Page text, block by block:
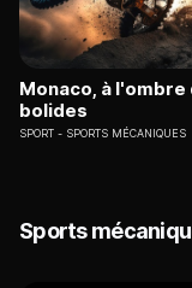
Monaco, à l'ombre
bolides
SPORT SPORTS MÉCANIQUES
Sports